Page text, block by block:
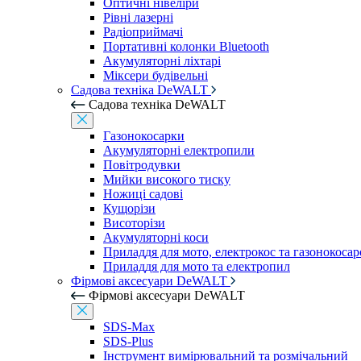
Оптичні нівеліри
Рівні лазерні
Радіоприймачі
Портативні колонки Bluetooth
Акумуляторні ліхтарі
Міксери будівельні
Садова техніка DeWALT
Садова техніка DeWALT
Газонокосарки
Акумуляторні електропили
Повітродувки
Мийки високого тиску
Ножиці садові
Кущорізи
Висоторізи
Акумуляторні коси
Приладдя для мото, електрокос та
Приладдя для мото та електропил
Фірмові аксесуари DeWALT
Фірмові аксесуари DeWALT
SDS-Max
SDS-Plus
Інструмент вимірювальний та розмічальний